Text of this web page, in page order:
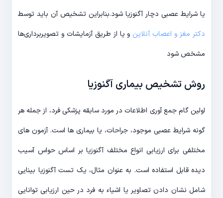
یا شرایط عصبی دچار آگنوزیا شود.بنابراین تشخیص آن باید توسط
دکتر مغز و اعصاب آنلاین و یا از طریق آزمایشات و تصویربرداری‌ها
مشخص شود
روش تشخیص بیماری آگنوزیا
اولین گام جمع آوری اطلاعات در مورد سابقه پزشکی فرد، از جمله هر
گونه شرایط عصبی موجود، جراحات، یا بیماری ها است. آزمون های
مختلفی برای ارزیابی انواع مختلف آگنوزیا بر اساس حواس آسیب
دیده قابل استفاده است. به عنوان مثال، یک تست آگنوزیا بینایی
شامل نشان دادن تصاویر یا اشیاء به فرد در حین ارزیابی توانایی